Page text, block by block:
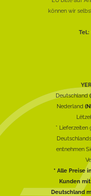
können wir
Tel.:
Deutschland
Nederland
*
entnehmen
* Alle Preise
Kunden
Deutschland